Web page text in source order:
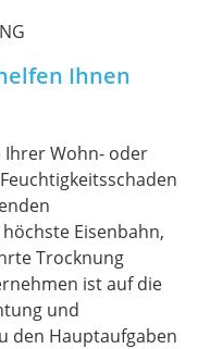
Ihnen
Ihrer Wohn- oder
Eisenbahn,
Trocknung
ist auf die
und
den Hauptaufgaben